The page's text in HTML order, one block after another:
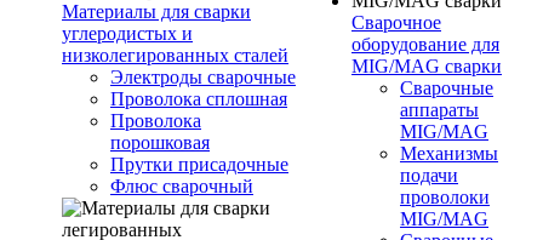
Материалы для сварки
углеродистых и
низколегированных сталей
Электроды сварочные
Проволока сплошная
Проволока
порошковая
Прутки присадочные
Флюс сварочный
Сварочное
оборудование для
MIG/MAG сварки
Сварочные
аппараты
MIG/MAG
Механизмы
подачи
проволоки
MIG/MAG